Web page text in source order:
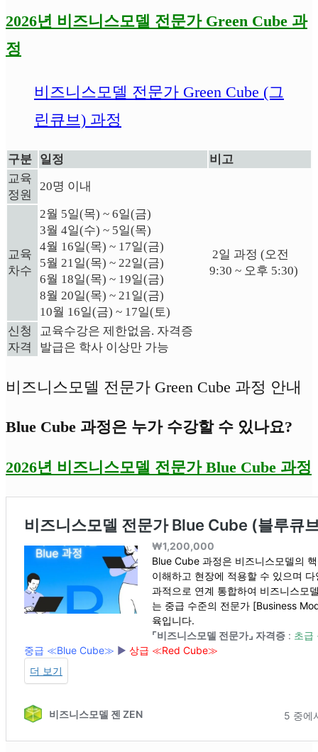
2026년 비즈니스모델 전문가 Green Cube 과
정
비즈니스모델 전문가 Green Cube (그
린큐브) 과정
구분 일정
비고
교육
정원
20명 이내
교육
차수
2월 5일(목) ~ 6일(금)
3월 4일(수) ~ 5일(목)
4월 16일(목) ~ 17일(금)
5월 21일(목) ~ 22일(금)
6월 18일(목) ~ 19일(금)
8월 20일(목) ~ 21일(금)
10월 16일(금) ~ 17일(토)
2일 과정 (오전
9:30 ~ 오후 5:30)
신청
자격
교육수강은 제한없음. 자격증
발급은 학사 이상만 가능
비즈니스모델 전문가 Green Cube 과정 안내
Blue Cube 과정은 누가 수강할 수 있나요?
2026년 비즈니스모델 전문가 Blue Cube 과정